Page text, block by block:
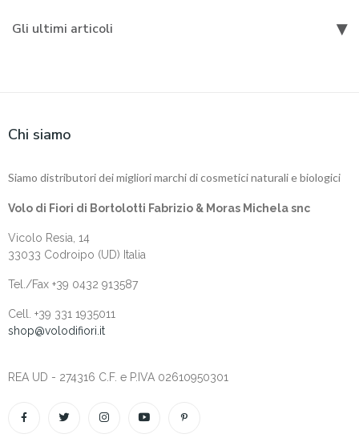
Gli ultimi articoli
Chi siamo
Siamo distributori dei migliori marchi di cosmetici naturali e biologici
Volo di Fiori di Bortolotti Fabrizio & Moras Michela snc
Vicolo Resia, 14
33033 Codroipo (UD) Italia
Tel./Fax +39 0432 913587
Cell. +‎39 331 1935011
shop@volodifiori.it
REA UD - 274316 C.F. e P.IVA 02610950301